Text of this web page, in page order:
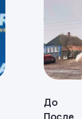
До